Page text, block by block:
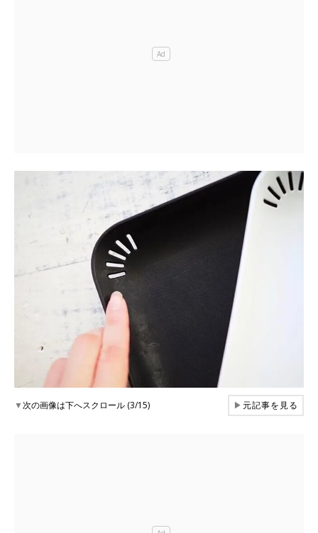
▼次の画像は下へスクロール (3/15) ▶元記事を見る